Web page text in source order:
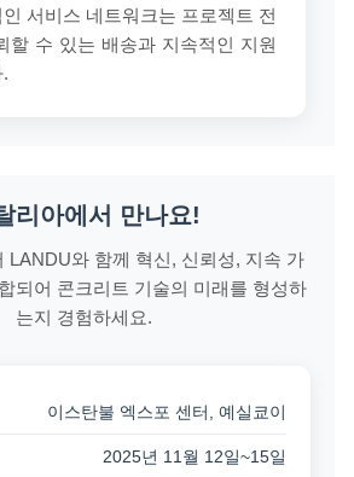
서비스 네트워크는 프로젝트 전
할 수 있는 배송과 지속적인 지원
리아에서 만나요!
LANDU와 함께 혁신, 신뢰성, 지속 가
되어 콘크리트 기술의 미래를 형성하
는지 경험하세요.
이스탄불 엑스포 센터, 예실쿄이
2025년 11월 12일~15일